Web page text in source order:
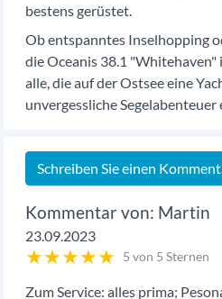
bestens gerüstet.
Ob entspanntes Inselhopping
die Oceanis 38.1
alle, die auf der Ostsee eine
unvergessliche Segelabenteuer
Schreiben Sie einen
Martin
23.09.2023
★★★★★ 5 von 5 Sternen
Zum Service: alles prima;